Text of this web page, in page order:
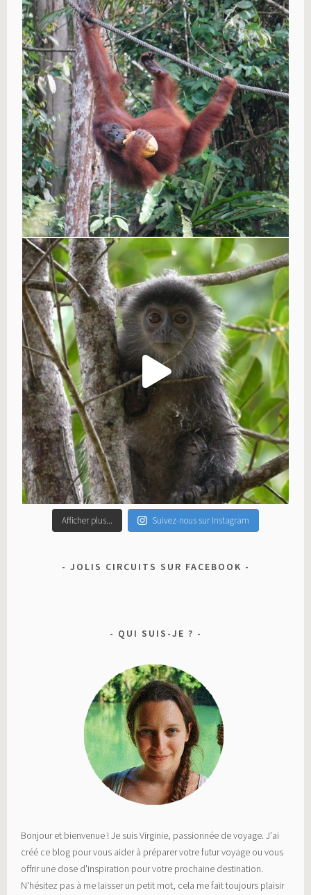
Afficher plus... Suivez-nous sur Instagram
JOLIS CIRCUITS SUR FACEBOOK
QUI SUIS-JE ?
Bonjour et bienvenue ! Je suis Virginie, passionnée de voyage. J'ai
créé ce blog pour vous aider à préparer votre futur voyage ou vous
offrir une dose d'inspiration pour votre prochaine destination.
N'hésitez pas à me laisser un petit mot, cela me fait toujours plaisir